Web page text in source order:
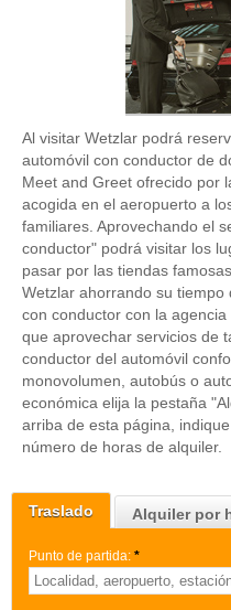
Traslado Alquiler por
Punto de partida: *
Al visitar Wetzlar podrá
automóvil con conductor de
Meet and Greet ofrecido por
acogida en el aeropuerto a
familiares. Aprovechando el
conductor" podrá visitar los
pasar por las tiendas
Wetzlar ahorrando su
con conductor con la
que aprovechar servicios de
conductor del automóvil
monovolumen, autobús o
económica elija la pestaña
arriba de esta página,
número de horas de alquiler.